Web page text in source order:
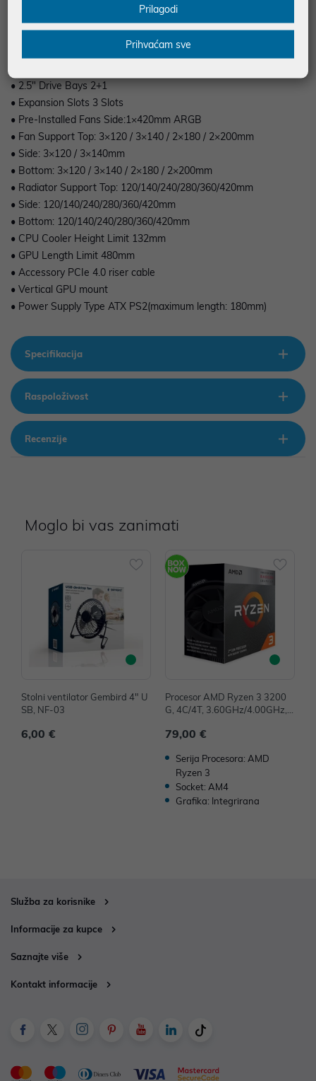
• Materials ABS+SPCC+Tempered Glass
• Front I/O Ports USB3.0×4?Audio×1?Gen2 Type-C×1
• 2.5" Drive Bays 2+1
• Expansion Slots 3 Slots
• Pre-Installed Fans Side:1×420mm ARGB
• Fan Support Top: 3×120 / 3×140 / 2×180 / 2×200mm
• Side: 3×120 / 3×140mm
• Bottom: 3×120 / 3×140 / 2×180 / 2×200mm
• Radiator Support Top: 120/140/240/280/360/420mm
• Side: 120/140/240/280/360/420mm
• Bottom: 120/140/240/280/360/420mm
• CPU Cooler Height Limit 132mm
• GPU Length Limit 480mm
• Accessory PCIe 4.0 riser cable
• Vertical GPU mount
• Power Supply Type ATX PS2(maximum length: 180mm)
Specifikacija
Raspoloživost
Recenzije
Moglo bi vas zanimati
Stolni ventilator Gembird 4" U
SB, NF-03
6,00 €
Procesor AMD Ryzen 3 3200
G, 4C/4T, 3.60GHz/4.00GHz, 4
HBOX
79,00 €
Serija Procesora: AMD
Ryzen 3
Socket: AM4
Grafika: Integrirana
Služba za korisnike
Informacije za kupce
Saznajte više
Kontakt informacije
Prilagodi
Prihvaćam sve